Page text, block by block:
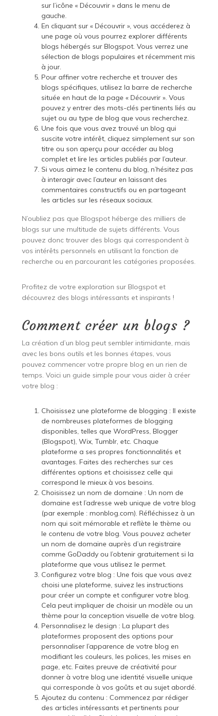
sur l’icône « Découvrir » dans le menu de
gauche.
En cliquant sur « Découvrir », vous accéderez à
une page où vous pourrez explorer différents
blogs hébergés sur Blogspot. Vous verrez une
sélection de blogs populaires et récemment mis
à jour.
Pour affiner votre recherche et trouver des
blogs spécifiques, utilisez la barre de recherche
située en haut de la page « Découvrir ». Vous
pouvez y entrer des mots-clés pertinents liés au
sujet ou au type de blog que vous recherchez.
Une fois que vous avez trouvé un blog qui
suscite votre intérêt, cliquez simplement sur son
titre ou son aperçu pour accéder au blog
complet et lire les articles publiés par l’auteur.
Si vous aimez le contenu du blog, n’hésitez pas
à interagir avec l’auteur en laissant des
commentaires constructifs ou en partageant
les articles sur les réseaux sociaux.
N’oubliez pas que Blogspot héberge des milliers de
blogs sur une multitude de sujets différents. Vous
pouvez donc trouver des blogs qui correspondent à
vos intérêts personnels en utilisant la fonction de
recherche ou en parcourant les catégories proposées.
Profitez de votre exploration sur Blogspot et
découvrez des blogs intéressants et inspirants !
Comment créer un blogs ?
La création d’un blog peut sembler intimidante, mais
avec les bons outils et les bonnes étapes, vous
pouvez commencer votre propre blog en un rien de
temps. Voici un guide simple pour vous aider à créer
votre blog :
Choisissez une plateforme de blogging : Il existe
de nombreuses plateformes de blogging
disponibles, telles que WordPress, Blogger
(Blogspot), Wix, Tumblr, etc. Chaque
plateforme a ses propres fonctionnalités et
avantages. Faites des recherches sur ces
différentes options et choisissez celle qui
correspond le mieux à vos besoins.
Choisissez un nom de domaine : Un nom de
domaine est l’adresse web unique de votre blog
(par exemple : monblog.com). Réfléchissez à un
nom qui soit mémorable et reflète le thème ou
le contenu de votre blog. Vous pouvez acheter
un nom de domaine auprès d’un registraire
comme GoDaddy ou l’obtenir gratuitement si la
plateforme que vous utilisez le permet.
Configurez votre blog : Une fois que vous avez
choisi une plateforme, suivez les instructions
pour créer un compte et configurer votre blog.
Cela peut impliquer de choisir un modèle ou un
thème pour la conception visuelle de votre blog.
Personnalisez le design : La plupart des
plateformes proposent des options pour
personnaliser l’apparence de votre blog en
modifiant les couleurs, les polices, les mises en
page, etc. Faites preuve de créativité pour
donner à votre blog une identité visuelle unique
qui corresponde à vos goûts et au sujet abordé.
Ajoutez du contenu : Commencez par rédiger
des articles intéressants et pertinents pour